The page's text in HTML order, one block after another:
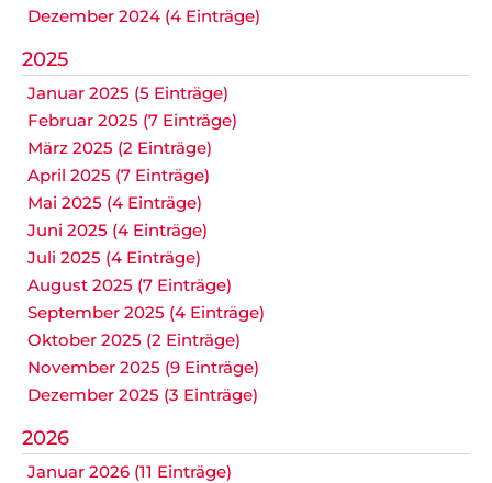
Dezember 2024 (4 Einträge)
2025
Januar 2025 (5 Einträge)
Februar 2025 (7 Einträge)
März 2025 (2 Einträge)
April 2025 (7 Einträge)
Mai 2025 (4 Einträge)
Juni 2025 (4 Einträge)
Juli 2025 (4 Einträge)
August 2025 (7 Einträge)
September 2025 (4 Einträge)
Oktober 2025 (2 Einträge)
November 2025 (9 Einträge)
Dezember 2025 (3 Einträge)
2026
Januar 2026 (11 Einträge)